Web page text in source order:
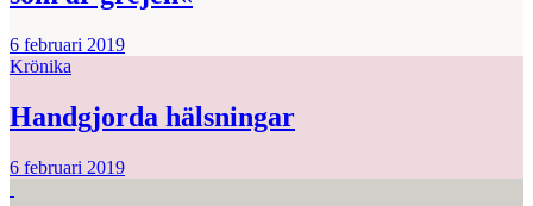
6 februari 2019
Krönika
Handgjorda hälsningar
6 februari 2019